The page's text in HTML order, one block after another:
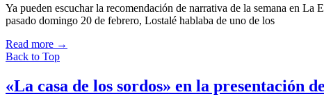
Ya pueden escuchar la recomendación de narrativa de la semana en
pasado domingo 20 de febrero, Lostalé hablaba de uno de los
Read more →
Back to Top
«La casa de los sordos» en la presentación